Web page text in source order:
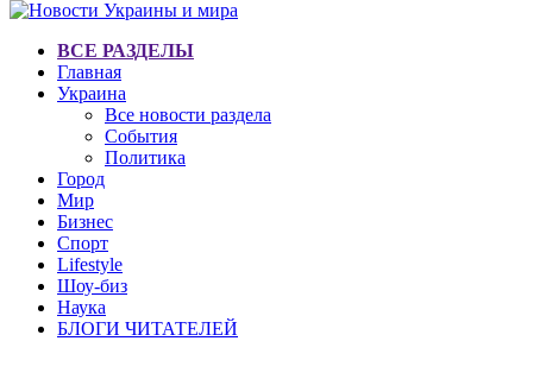
ВСЕ РАЗДЕЛЫ
Главная
Украина
Все новости раздела
События
Политика
Город
Мир
Бизнес
Спорт
Lifestyle
Шоу-биз
Наука
БЛОГИ ЧИТАТЕЛЕЙ